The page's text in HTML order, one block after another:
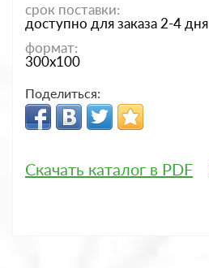
срок поставки:
доступно для заказа 2-4 дня
формат:
300x100
Поделиться:
Скачать каталог в PDF